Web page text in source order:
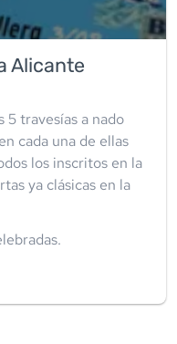
Alicante
5 travesías a nado
cada una de ellas
los inscritos en la
ya clásicas en la
.